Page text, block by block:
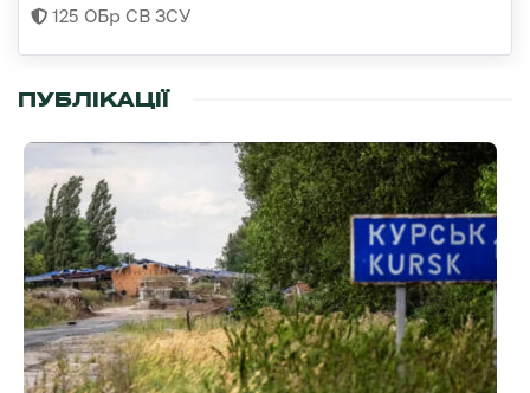
125 ОБр СВ ЗСУ
ПУБЛІКАЦІЇ